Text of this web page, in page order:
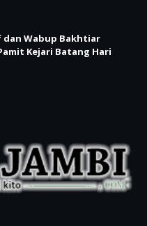
Wabup Bakhtiar
Kejari Batang Hari